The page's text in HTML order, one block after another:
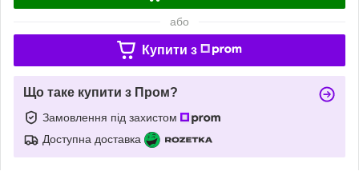
або
Купити з
Що таке купити з Пром?
Замовлення під захистом
Доступна доставка